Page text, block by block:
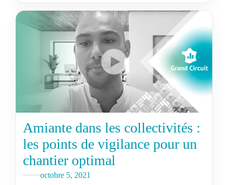
Amiante dans les collectivités :
les points de vigilance pour un
chantier optimal
octobre 5, 2021